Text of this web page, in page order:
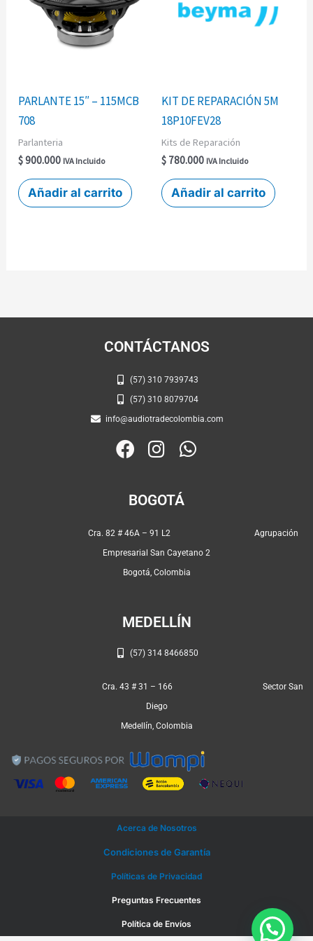
PARLANTE 15″ – 115MCB
708
Parlanteria
$900.000 IVA Incluido
Añadir al carrito
KIT DE REPARACIÓN 5M
18P10FEV28
Kits de Reparación
$ 780.000 IVA Incluido
Añadir al carrito
CONTÁCTANOS
(57) 310 7939743
(57) 310 8079704
info@audiotradecolombia.com
F
c
e
b
o
o
I
s
t
a
g
r
W
a
p
BOGOTÁ
Cra. 82 # 46A – 91 L2 Agrupación
Empresarial San Cayetano 2
Bogotá, Colombia
MEDELLÍN
(57) 314 8466850
Cra. 43 # 31 – 166 Sector San
Diego
Medellín, Colombia
Acerca de Nosotros
Condiciones de Garantía
Políticas de Privacidad
Preguntas Frecuentes
Política de Envíos